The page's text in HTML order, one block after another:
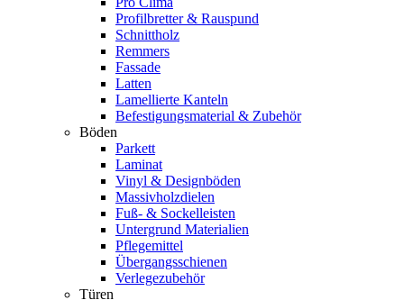
Profilbretter & Rauspund
Schnittholz
Remmers
Fassade
Latten
Lamellierte Kanteln
Befestigungsmaterial & Zubehör
Böden
Parkett
Laminat
Vinyl & Designböden
Massivholzdielen
Fuß- & Sockelleisten
Untergrund Materialien
Pflegemittel
Übergangsschienen
Verlegezubehör
Türen